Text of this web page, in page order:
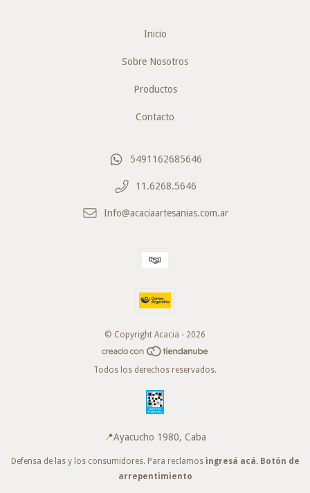
Inicio
Sobre Nosotros
Productos
Contacto
5491162685646
11.6268.5646
Info@acaciaartesanias.com.ar
© Copyright Acacia - 2026
Todos los derechos reservados.
📍Ayacucho 1980, Caba
Defensa de las y los consumidores. Para reclamos ingresá acá. Botón de
arrepentimiento